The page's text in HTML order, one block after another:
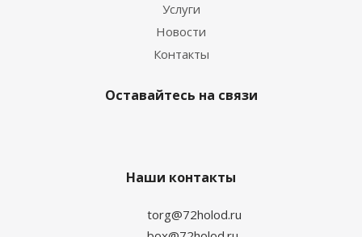
Услуги
Новости
Контакты
Оставайтесь на связи
Наши контакты
torg@72holod.ru